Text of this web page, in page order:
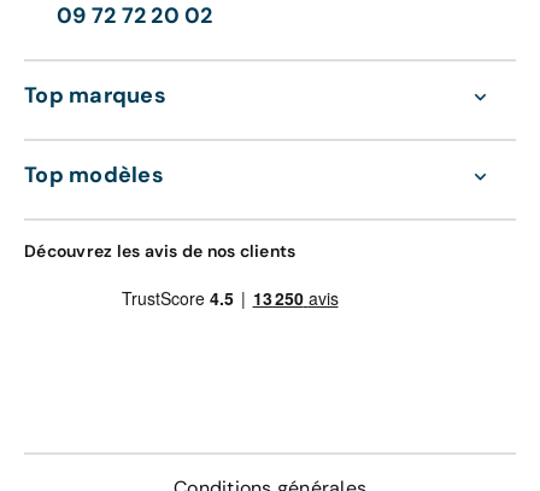
09 72 72 20 02
Top marques
Top modèles
Découvrez les avis de nos clients